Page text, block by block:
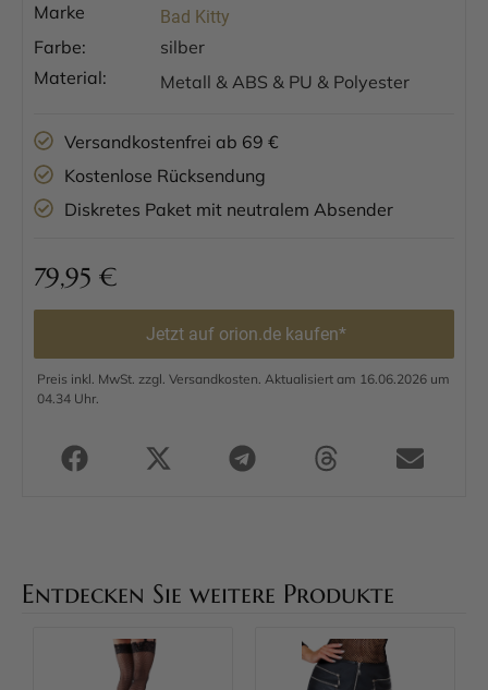
Marke
Bad Kitty
Farbe:
silber
Material:
Metall & ABS & PU & Polyester
Versandkostenfrei ab 69 €
Kostenlose Rücksendung
Diskretes Paket mit neutralem Absender
79,95 €
Jetzt auf orion.de kaufen*
Preis inkl. MwSt. zzgl. Versandkosten. Aktualisiert am 16.06.2026 um
04.34 Uhr.
Entdecken Sie weitere Produkte